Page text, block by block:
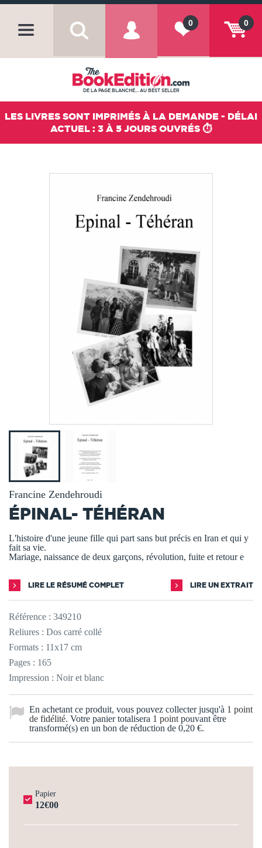
0
0
DE LA PAGE BLANCHE... AU BEST SELLER
LES LIVRES SONT IMPRIMÉS À LA DEMANDE - DÉLAI
ACTUEL : 3 À 5 JOURS OUVRÉS ⏱️
Francine Zendehroudi
ÉPINAL- TÉHÉRAN
L'histoire d'une jeune fille qui part sans but précis en Iran et qui y
fait sa vie.
Mariage, naissance de deux garçons, révolution, fuite et retour e
LIRE LE RÉSUMÉ COMPLET LIRE UN EXTRAIT
Référence : 349210
Reliures : Dos carré collé
Formats : 11x17 cm
Pages : 165
Impression : Noir et blanc
En achetant ce produit, vous pouvez collecter jusqu'à 1 point
de fidélité. Votre panier totalisera 1 point pouvant être
transformé(s) en un bon de réduction de 0,20 €.
Papier
12€00